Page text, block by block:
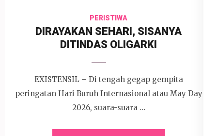
PERISTIWA
DIRAYAKAN SEHARI, SISANYA
DITINDAS OLIGARKI
EXISTENSIL – Di tengah gegap gempita
peringatan Hari Buruh Internasional atau May Day
2026, suara-suara …